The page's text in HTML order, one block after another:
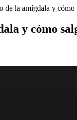
de la amígdala y cómo
y cómo